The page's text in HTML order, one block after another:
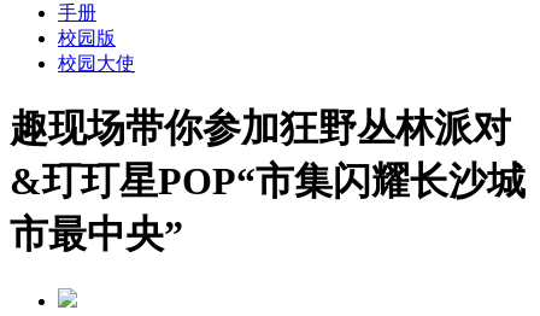
手册
校园版
校园大使
趣现场带你参加狂野丛林派对
&玎玎星POP“市集闪耀长沙城
市最中央”